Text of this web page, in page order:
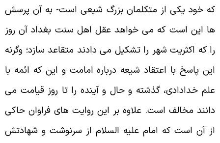
خود يكى از متكلمان بزرگ شيعى است- به آن پرسش
اين است كه مى خواهد عقل اهل سنت بغداد آن روز
كه اكثريت شهر را تشكيل مى دادند متقاعد سازد؛ وگرنه
پاسخ با اعتقاد شيعه درباره امامت و اين كه ائمه با
خدادادى، گذشته و حال و آينده را تا روز قيامت مى
مخالف است. علاوه بر اين روايت هاى فراوان حاكى
آن است كه امام عليه السلام از سرنوشت و شهادتش